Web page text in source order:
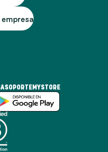
SOPORTEMYSTORE